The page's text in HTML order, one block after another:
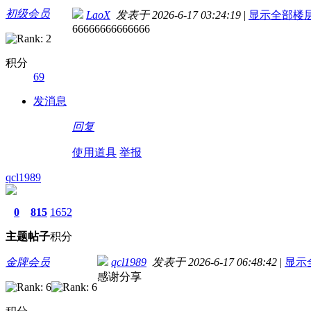
初级会员
积分
69
发消息
LaoX发表于 2026-6-17 03:24:19 | 显示全部楼
66666666666666
回复
使用道具 举报
qcl1989
0
主题
815
帖子
1652
积分
金牌会员 qcl1989 发表于 2026-6-17 06:48:42 | 显示
感谢分享